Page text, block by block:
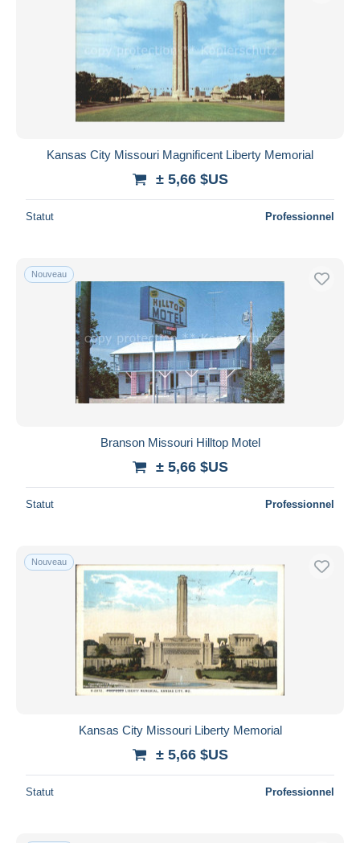
Kansas City Missouri Magnificent Liberty Memorial
± 5,66 $US
Statut Professionnel
Nouveau
Branson Missouri Hilltop Motel
± 5,66 $US
Statut Professionnel
Nouveau
Kansas City Missouri Liberty Memorial
± 5,66 $US
Statut Professionnel